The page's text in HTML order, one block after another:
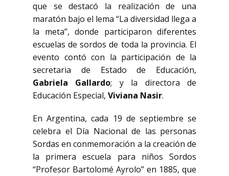
que se destacó la realización de una
maratón bajo el lema “La diversidad llega a
la meta”, donde participaron diferentes
escuelas de sordos de toda la provincia. El
evento contó con la participación de la
secretaria de Estado de Educación,
Gabriela Gallardo; y la directora de
Educación Especial, Viviana Nasir.
En Argentina, cada 19 de septiembre se
celebra el Día Nacional de las personas
Sordas en conmemoración a la creación de
la primera escuela para niños Sordos
“Profesor Bartolomé Ayrolo” en 1885, que